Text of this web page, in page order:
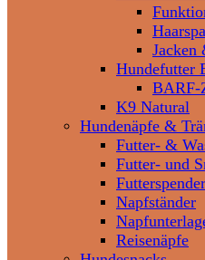
Jacken
Hundefutter
BARF-
K9 Natural
Hundenäpfe &
Futter- &
Futter- und
Napfständer
Reisenäpfe